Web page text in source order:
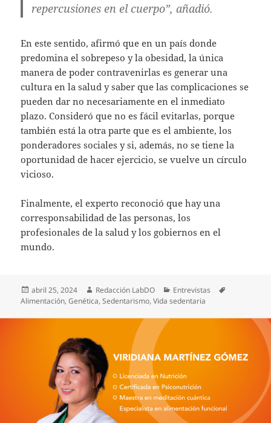
repercusiones en el cuerpo”, añadió.
En este sentido, afirmó que en un país donde
predomina el sobrepeso y la obesidad, la única
manera de poder contravenirlas es generar una
cultura en la salud y saber que las complicaciones se
pueden dar no necesariamente en el inmediato
plazo. Consideró que no es fácil evitarlas, porque
también está la otra parte que es el ambiente, los
ponderadores sociales y si, además, no se tiene la
oportunidad de hacer ejercicio, se vuelve un círculo
vicioso.
Finalmente, el experto reconoció que hay una
corresponsabilidad de las personas, los
profesionales de la salud y los gobiernos en el
mundo.
Publicado
el
abril 25, 2024 Autor
Redacción LabDO Categorías
Entrevistas
Alimentación,Genética,Sedentarismo,Vida sedentaria